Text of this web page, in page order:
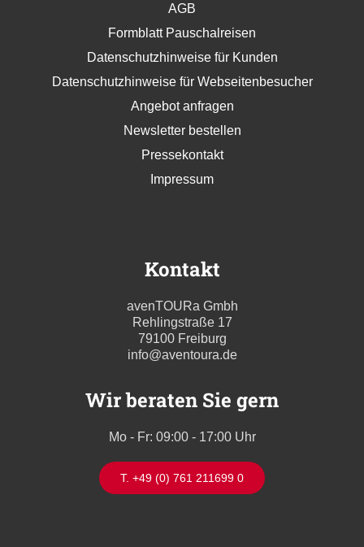
AGB
Formblatt Pauschalreisen
Datenschutzhinweise für Kunden
Datenschutzhinweise für Webseitenbesucher
Angebot anfragen
Newsletter bestellen
Pressekontakt
Impressum
Kontakt
avenTOURa Gmbh
Rehlingstraße 17
79100 Freiburg
info@aventoura.de
Wir beraten Sie gern
Mo - Fr: 09:00 - 17:00 Uhr
T. +49 (0) 761 211699 0